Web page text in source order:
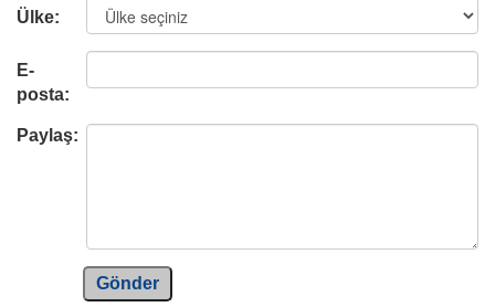
Ülke:
E-
posta:
Paylaş:
Gönder